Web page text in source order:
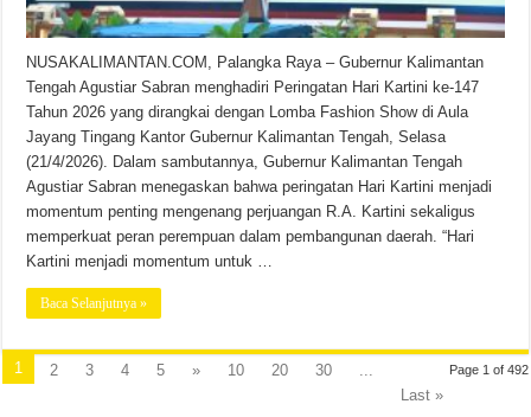
NUSAKALIMANTAN.COM, Palangka Raya – Gubernur Kalimantan
Tengah Agustiar Sabran menghadiri Peringatan Hari Kartini ke-147
Tahun 2026 yang dirangkai dengan Lomba Fashion Show di Aula
Jayang Tingang Kantor Gubernur Kalimantan Tengah, Selasa
(21/4/2026). Dalam sambutannya, Gubernur Kalimantan Tengah
Agustiar Sabran menegaskan bahwa peringatan Hari Kartini menjadi
momentum penting mengenang perjuangan R.A. Kartini sekaligus
memperkuat peran perempuan dalam pembangunan daerah. “Hari
Kartini menjadi momentum untuk …
Baca Selanjutnya »
Page 1 of 492
1 2 3 4 5 » 10 20 30
Last »